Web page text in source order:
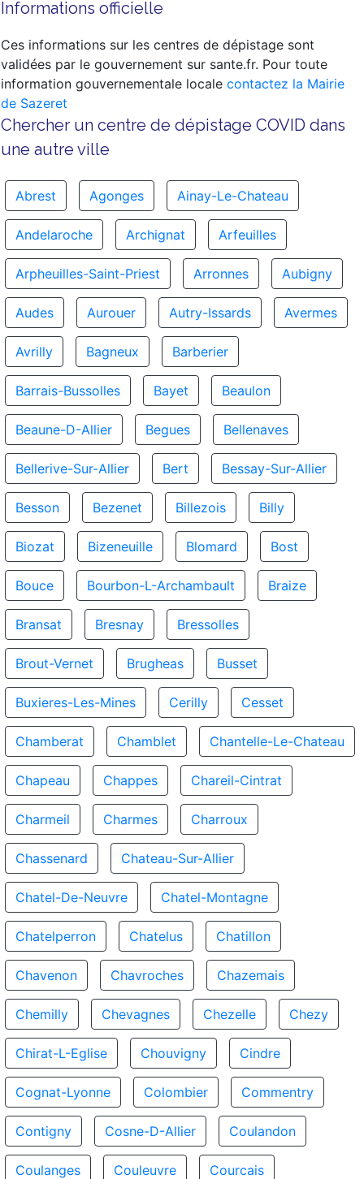
Informations officielle
Ces informations sur les centres de dépistage sont
validées par le gouvernement sur sante.fr. Pour toute
information gouvernementale locale contactez la Mairie
de Sazeret
Chercher un centre de dépistage COVID dans
une autre ville
Abrest Agonges Ainay-Le-Chateau
Andelaroche Archignat Arfeuilles
Arpheuilles-Saint-Priest Arronnes Aubigny
Audes Aurouer Autry-Issards Avermes
Avrilly Bagneux Barberier
Barrais-Bussolles Bayet Beaulon
Beaune-D-Allier Begues Bellenaves
Bellerive-Sur-Allier Bert Bessay-Sur-Allier
Besson Bezenet Billezois Billy
Biozat Bizeneuille Blomard Bost
Bouce Bourbon-L-Archambault Braize
Bransat Bresnay Bressolles
Brout-Vernet Brugheas Busset
Buxieres-Les-Mines Cerilly Cesset
Chamberat Chamblet Chantelle-Le-Chateau
Chapeau Chappes Chareil-Cintrat
Charmeil Charmes Charroux
Chassenard Chateau-Sur-Allier
Chatel-De-Neuvre Chatel-Montagne
Chatelperron Chatelus Chatillon
Chavenon Chavroches Chazemais
Chemilly Chevagnes Chezelle Chezy
Chirat-L-Eglise Chouvigny Cindre
Cognat-Lyonne Colombier Commentry
Contigny Cosne-D-Allier Coulandon
Coulanges Couleuvre Courcais